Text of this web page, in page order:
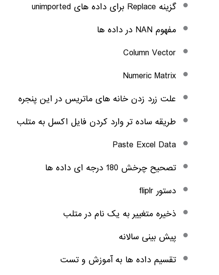
گزینه Replace برای داده های unimported
مفهوم NAN در داده ها
Column Vector
Numeric Matrix
علت زرد زدن خانه های ماتریس در این پنجره
طریقه ساده تر وارد کردن فایل اکسل به متلب
Paste Excel Data
تصحیح چرخش 180 درجه ای داده ها
دستور fliplr
ذخیره متغییر به یک نام در متلب
پیش بینی سالانه
تقسیم داده ها به آموزش و تست